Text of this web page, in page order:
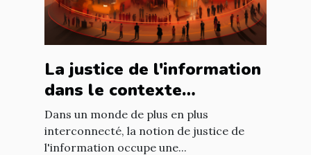
La justice de l'information
dans le contexte
international : enjeux et
défis
Dans un monde de plus en plus
interconnecté, la notion de justice de
l'information occupe une...